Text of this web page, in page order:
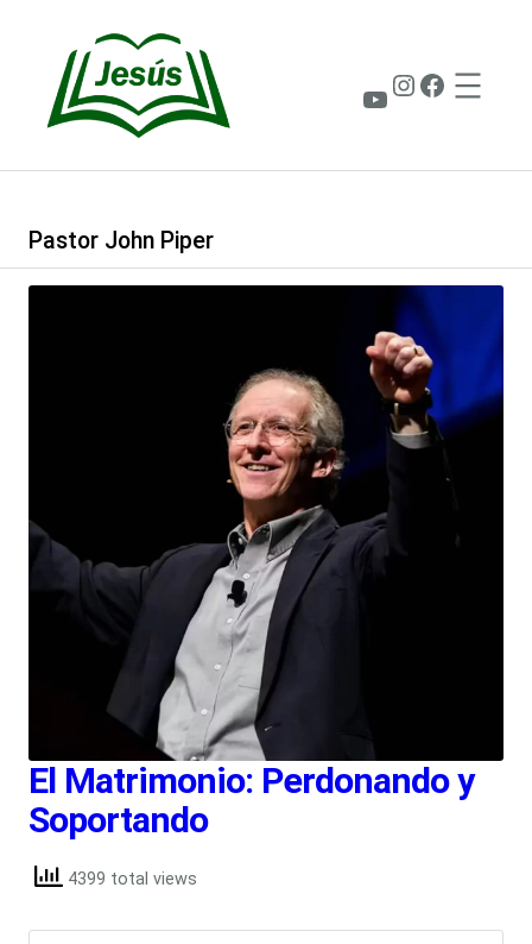
contenido
Instagram
YouTube
Pastor John Piper
El Matrimonio: Perdonando y
Soportando
4399 total views